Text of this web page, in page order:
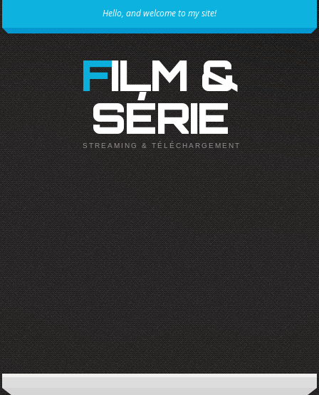
Hello, and welcome to my site!
FILM &
SÉRIE
STREAMING & TÉLÉCHARGEMENT